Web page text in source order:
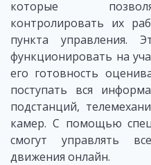
которые
контролировать их
пункта управления.
функционировать на
его готовность
поступать вся
подстанций,
камер. С помощью
смогут управлять
движения онлайн.